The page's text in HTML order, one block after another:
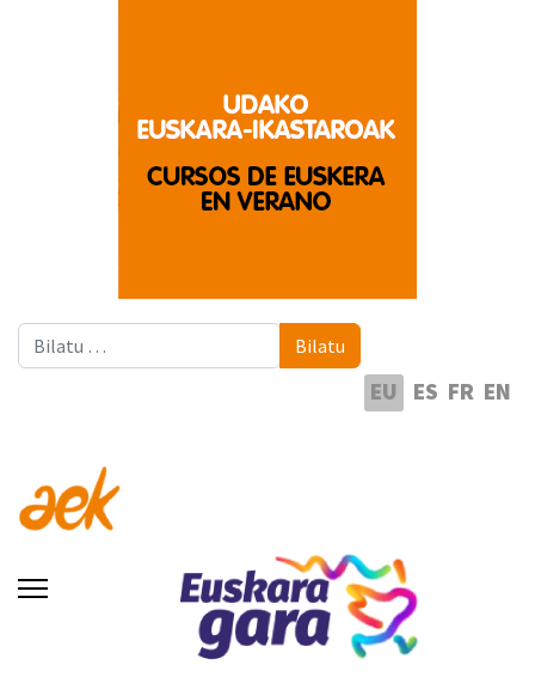
Bilatu Bilatu
EU ES FR EN